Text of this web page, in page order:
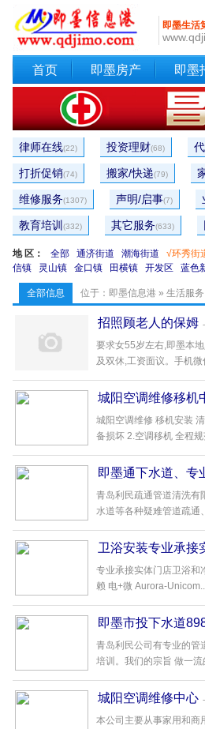
即墨生活
首页 即墨房产 即墨
律师在线(22) 投资理财(68)
打折促销(74) 搬家/快递(79)
维修服务(1307) 声明/启事(7)
教育培训 (332) 其它服务(633)
地 区： 全部 通济街道 潮海街道 √环秀街
信镇
灵山镇 金口镇 田横镇 开发区 蓝色
全部信息 位于： 即墨信息港 » 生活服务
招照顾老人的保姆
要求女55岁左右,即墨本
及双休,工资面议。手机
城阳空调维修移机
城阳空调维修 移机安装
备损坏 2.空调移机 全程
即墨通下水道、专
青岛利民疏通管道清洗有
水道等各种疑难管道疏通
卫浴安装专业承接
专业承接实体门店卫浴和
赖 电+微 Aurora-
即墨市投下水道
青岛利民公司有专业的管
培训。我们的宗旨 做一
城阳空调维修中心
本公司主要从事家用和商